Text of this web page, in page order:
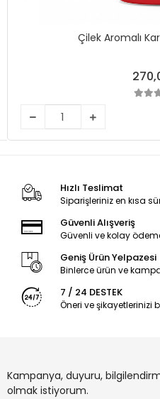
Çilek Aromalı
Hızlı Teslimat
Siparişleriniz en kısa
Güvenli Alışveriş
Güvenli ve kolay
Geniş Ürün Yelpazesi
Binlerce ürün ve
7 / 24 DESTEK
Öneri ve şikayetlerinizi
Kampanya, duyuru,
olmak istiyorum.